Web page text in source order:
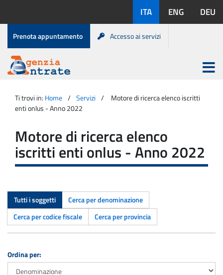
contenuto
disponibili:
ITA ENG DEU
Menu
di
servizio
Prenota appuntamento Accesso ai servizi
Agenzia
Entrate
Apri
menu
principale
Ti trovi in: Home Servizi
Motore di ricerca elenco iscritti
enti onlus - Anno 2022
Motore di ricerca elenco
iscritti enti onlus - Anno 2022
Tutti i soggetti
Cerca per denominazione
Cerca per codice fiscale
Cerca per provincia
Ordina per: